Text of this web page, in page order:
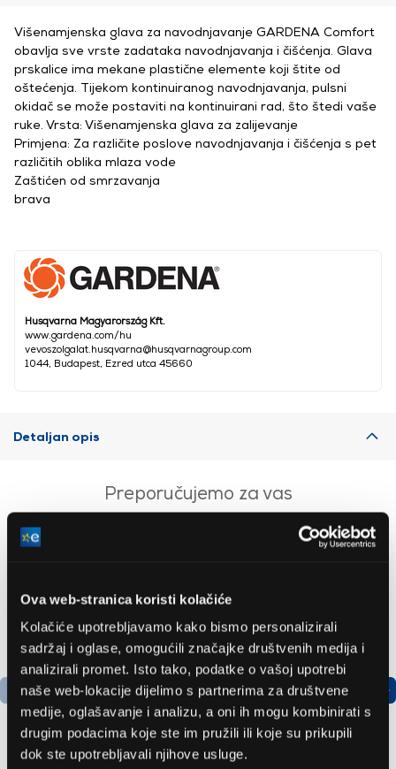
Ova web-stranica koristi kolačiće
Kolačiće upotrebljavamo kako bismo personalizirali
sadržaj i oglase, omogućili značajke društvenih medija i
analizirali promet. Isto tako, podatke o vašoj upotrebi
naše web-lokacije dijelimo s partnerima za društvene
medije, oglašavanje i analizu, a oni ih mogu kombinirati s
drugim podacima koje ste im pružili ili koje su prikupili
dok ste upotrebljavali njihove usluge.
Husqvarna Magyarország Kft.
www.gardena.com/hu
vevoszolgalat.husqvarna@husqvarnagroup.com
1044, Budapest, Ezred utca 45660
Višenamjenska glava za navodnjavanje GARDENA Comfort
obavlja sve vrste zadataka navodnjavanja i čišćenja. Glava
prskalice ima mekane plastične elemente koji štite od
oštećenja. Tijekom kontinuiranog navodnjavanja, pulsni
okidač se može postaviti na kontinuirani rad, što štedi vaše
ruke. Vrsta: Višenamjenska glava za zalijevanje
Primjena: Za različite poslove navodnjavanja i čišćenja s pet
različitih oblika mlaza vode
Zaštićen od smrzavanja
brava
Detaljan opis
Preporučujemo za vas